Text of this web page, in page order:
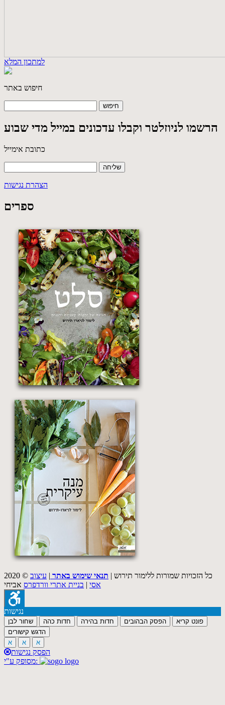
למתכון המלא
חיפוש באתר
הרשמו לניוזלטר וקבלו עדכונים במייל מדי שבוע
כתובת אימייל
הצהרת נגישות
ספרים
2020 © כל הזכויות שמורות ללימור תירוש | תנאי שימוש באתר | עיצוב
אסי | בניית אתרי וורדפרס אביחי
נגישות
שחור לבן חדות כהה חדות בהירה הפסק הבהובים
פונט קריא
הדגש קישורים
א
א א
הפסק נגישות
מסופק ע"י: